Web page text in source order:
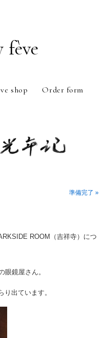
fève
shop Order form
準備完了 »
ROOM（吉祥寺）につ
眼鏡屋さん。
り出ています。